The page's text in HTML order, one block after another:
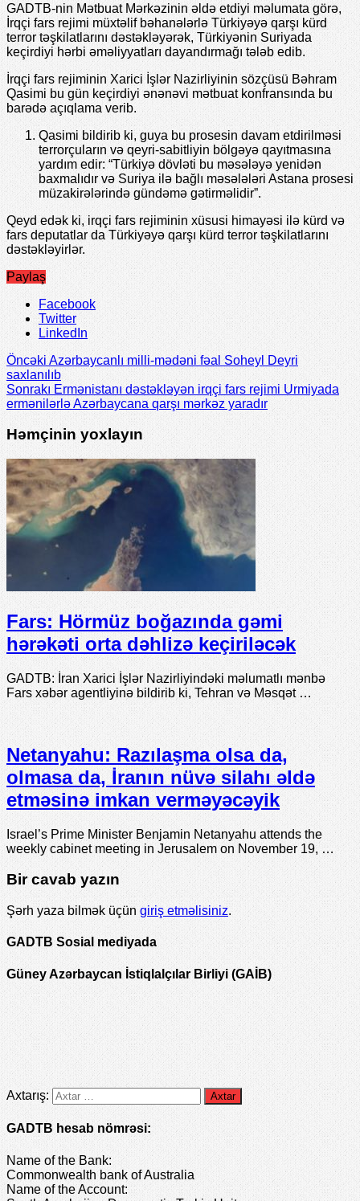
GADTB-nin Mətbuat Mərkəzinin əldə etdiyi məlumata görə,
İrqçi fars rejimi müxtəlif bəhanələrlə Türkiyəyə qarşı kürd
terror təşkilatlarını dəstəkləyərək, Türkiyənin Suriyada
keçirdiyi hərbi əməliyyatları dayandırmağı tələb edib.
İrqçi fars rejiminin Xarici İşlər Nazirliyinin sözçüsü Bəhram
Qasimi bu gün keçirdiyi ənənəvi mətbuat konfransında bu
barədə açıqlama verib.
Qasimi bildirib ki, guya bu prosesin davam etdirilməsi
terrorçuların və qeyri-sabitliyin bölgəyə qayıtmasına
yardım edir: “Türkiyə dövləti bu məsələyə yenidən
baxmalıdır və Suriya ilə bağlı məsələləri Astana prosesi
müzakirələrində gündəmə gətirməlidir”.
Qeyd edək ki, irqçi fars rejiminin xüsusi himayəsi ilə kürd və
fars deputatlar da Türkiyəyə qarşı kürd terror təşkilatlarını
dəstəkləyirlər.
Paylaş
Facebook
Twitter
LinkedIn
ÖncəkiAzərbaycanlı milli-mədəni fəal Soheyl Deyri
saxlanılıb
Sonrakı Ermənistanı dəstəkləyən irqçi fars rejimi Urmiyada
ermənilərlə Azərbaycana qarşı mərkəz yaradır
Həmçinin yoxlayın
Fars: Hörmüz boğazında gəmi
hərəkəti orta dəhlizə keçiriləcək
GADTB: İran Xarici İşlər Nazirliyindəki məlumatlı mənbə
Fars xəbər agentliyinə bildirib ki, Tehran və Məsqət …
Netanyahu: Razılaşma olsa da,
olmasa da, İranın nüvə silahı əldə
etməsinə imkan verməyəcəyik
Israel’s Prime Minister Benjamin Netanyahu attends the
weekly cabinet meeting in Jerusalem on November 19, …
Bir cavab yazın
Şərh yaza bilmək üçün giriş etməlisiniz.
GADTB Sosial mediyada
Güney Azərbaycan İstiqlalçılar Birliyi (GAİB)
Axtarış:
GADTB hesab nömrəsi:
Name of the Bank:
Commonwealth bank of Australia
Name of the Account: